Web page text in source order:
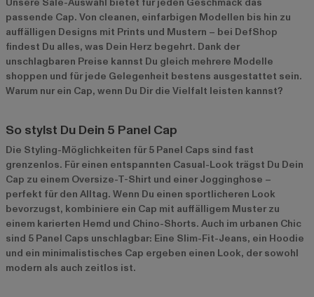
passende Cap. Von cleanen, einfarbigen Modellen bis hin zu
auffälligen Designs mit Prints und Mustern – bei DefShop
findest Du alles, was Dein Herz begehrt. Dank der
unschlagbaren Preise kannst Du gleich mehrere Modelle
shoppen und für jede Gelegenheit bestens ausgestattet sein.
Warum nur ein Cap, wenn Du Dir die Vielfalt leisten kannst?
So stylst Du Dein 5 Panel Cap
Die Styling-Möglichkeiten für 5 Panel Caps sind fast
grenzenlos. Für einen entspannten Casual-Look trägst Du Dein
Cap zu einem Oversize-T-Shirt und einer Jogginghose –
perfekt für den Alltag. Wenn Du einen sportlicheren Look
bevorzugst, kombiniere ein Cap mit auffälligem Muster zu
einem karierten Hemd und Chino-Shorts. Auch im urbanen Chic
sind 5 Panel Caps unschlagbar: Eine Slim-Fit-Jeans, ein Hoodie
und ein minimalistisches Cap ergeben einen Look, der sowohl
modern als auch zeitlos ist.